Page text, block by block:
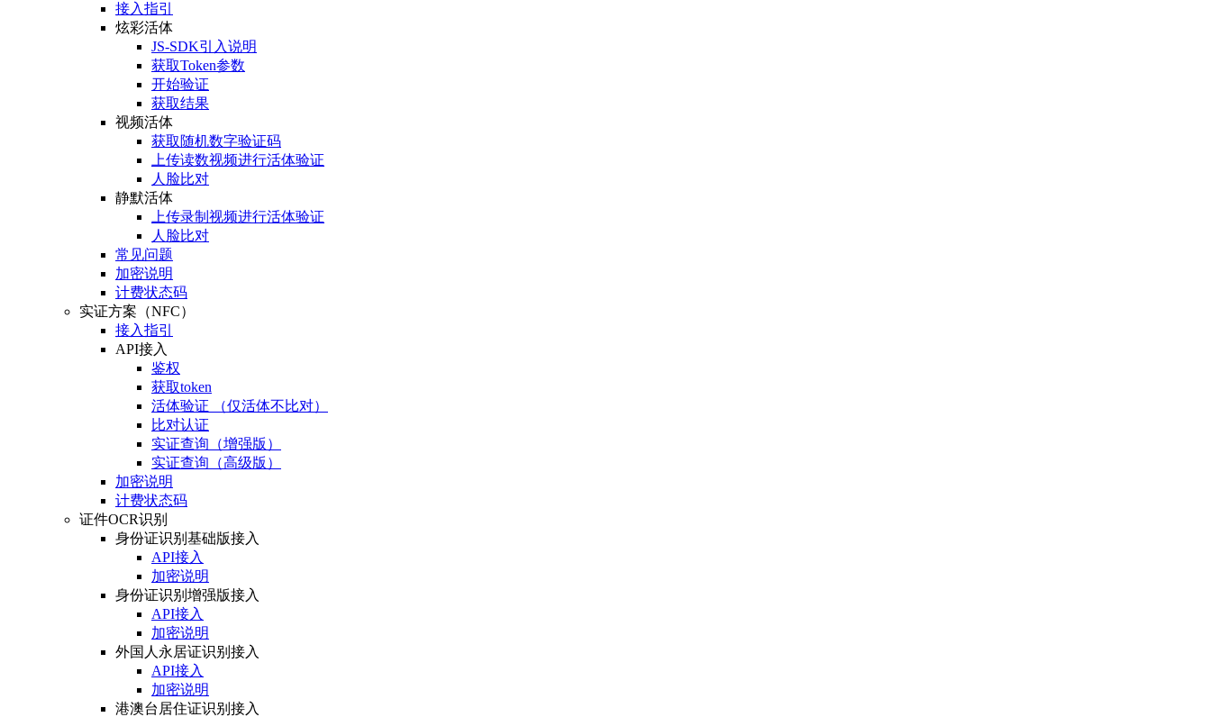
接入指引
炫彩活体
JS-SDK引入说明
获取Token参数
开始验证
获取结果
视频活体
获取随机数字验证码
上传读数视频进行活体验证
人脸比对
静默活体
上传录制视频进行活体验证
人脸比对
常见问题
加密说明
计费状态码
实证方案（NFC）
接入指引
API接入
鉴权
获取token
活体验证 （仅活体不比对）
比对认证
实证查询（增强版）
实证查询（高级版）
加密说明
计费状态码
证件OCR识别
身份证识别基础版接入
API接入
加密说明
身份证识别增强版接入
API接入
加密说明
外国人永居证识别接入
API接入
加密说明
港澳台居住证识别接入